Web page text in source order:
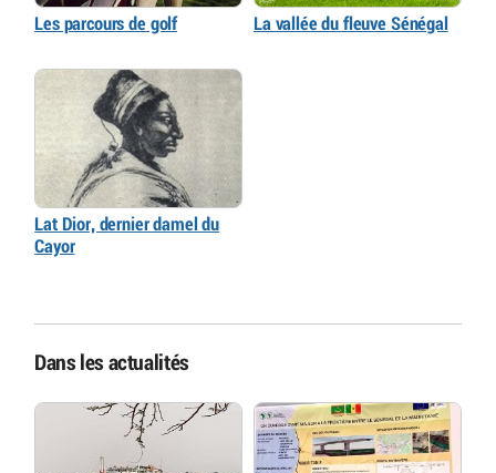
Les parcours de golf La vallée du fleuve Sénégal
Lat Dior, dernier damel du
Cayor
Dans les actualités